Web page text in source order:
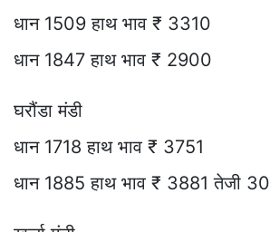
धान 1509 हाथ भाव ₹ 3310
धान 1847 हाथ भाव ₹ 2900
घरौंडा मंडी
धान 1718 हाथ भाव ₹ 3751
धान 1885 हाथ भाव ₹ 3881 तेजी 30